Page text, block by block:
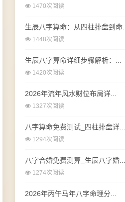
1470次阅读
生辰八字算命：从四柱排盘到命...
1448次阅读
生辰八字算命详细步骤解析：...
1420次阅读
2026年流年风水财位布局详...
1327次阅读
八字算命免费测试_四柱排盘详...
1294次阅读
八字合婚免费测算_生辰八字婚...
1274次阅读
2026年丙午马年八字命理分...